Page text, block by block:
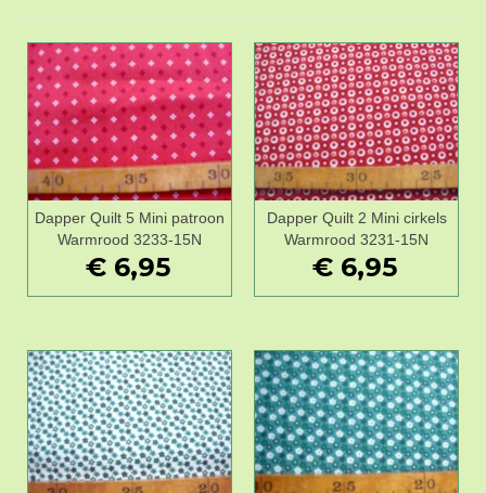
Dapper Quilt 5 Mini patroon
Warmrood 3233-15N
€ 6,95
Dapper Quilt 2 Mini cirkels
Warmrood 3231-15N
€ 6,95